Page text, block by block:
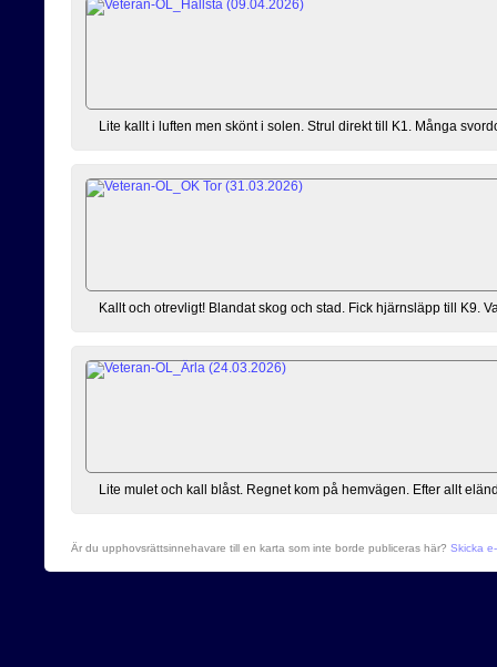
Lite kallt i luften men skönt i solen. Strul direkt till K1. Många
Kallt och otrevligt! Blandat skog och stad. Fick hjärnsläpp till K9.
Lite mulet och kall blåst. Regnet kom på hemvägen. Efter allt
Är du upphovsrättsinnehavare till en karta som inte borde publiceras här? Skicka